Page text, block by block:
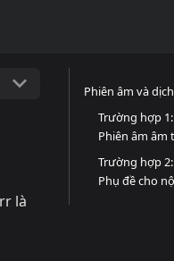
là
Phiên âm và
Trường hợp
Phiên âm
Trường hợp
Phụ đề cho